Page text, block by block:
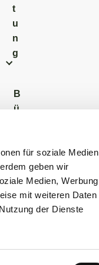
für soziale Medien
geben wir
Medien, Werbung
mit weiteren Daten
der Dienste
t
u
n
g
B
ü
e
r
b
ü
r